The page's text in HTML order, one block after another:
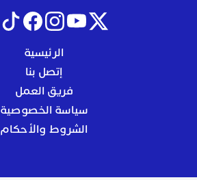
الرئيسية
إتصل بنا
فريق العمل
سياسة الخصوصية
الشروط والأحكام